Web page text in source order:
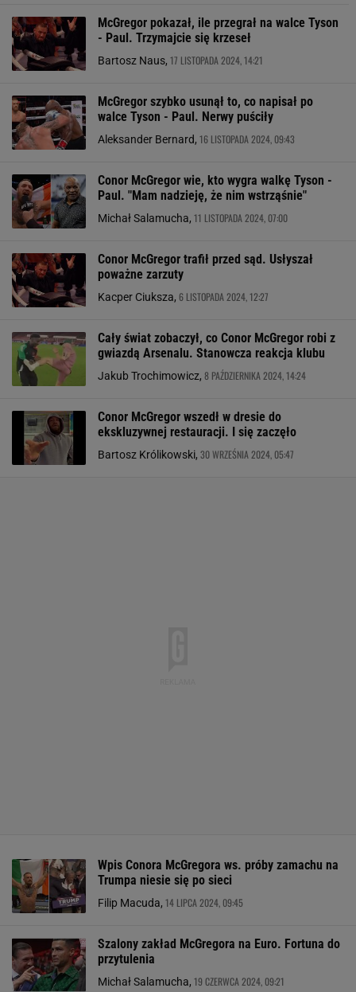
McGregor pokazał, ile przegrał na walce Tyson
- Paul. Trzymajcie się krzeseł
Bartosz Naus, 17 LISTOPADA 2024, 14:21
McGregor szybko usunął to, co napisał po
walce Tyson - Paul. Nerwy puściły
Aleksander Bernard, 16 LISTOPADA 2024, 09:43
Conor McGregor wie, kto wygra walkę Tyson -
Paul. "Mam nadzieję, że nim wstrząśnie"
Michał Salamucha, 11 LISTOPADA 2024, 07:00
Conor McGregor trafił przed sąd. Usłyszał
poważne zarzuty
Kacper Ciuksza, 6 LISTOPADA 2024, 12:27
Cały świat zobaczył, co Conor McGregor robi z
gwiazdą Arsenalu. Stanowcza reakcja klubu
Jakub Trochimowicz, 8 PAŹDZIERNIKA 2024, 14:24
Conor McGregor wszedł w dresie do
ekskluzywnej restauracji. I się zaczęło
Bartosz Królikowski, 30 WRZEŚNIA 2024, 05:47
Wpis Conora McGregora ws. próby zamachu na
Trumpa niesie się po sieci
Filip Macuda, 14 LIPCA 2024, 09:45
Szalony zakład McGregora na Euro. Fortuna do
przytulenia
Michał Salamucha, 19 CZERWCA 2024, 09:21